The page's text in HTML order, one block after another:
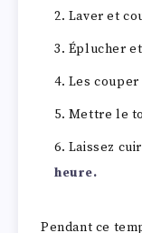
Laver et
Éplucher
Les
Mettre le
Laissez
heure.
Pendant ce